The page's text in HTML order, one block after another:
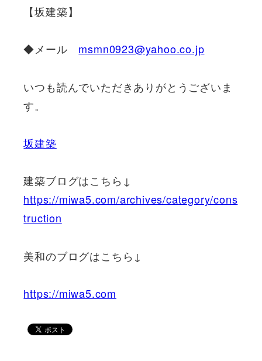
【坂建築】
◆メール msmn0923@yahoo.co.jp
いつも読んでいただきありがとうございま
す。
坂建築
建築ブログはこちら↓
https://miwa5.com/archives/category/cons
truction
美和のブログはこちら↓
https://miwa5.com